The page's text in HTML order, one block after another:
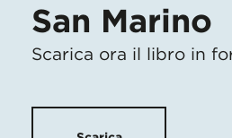
San Marino
Scarica ora il libro in